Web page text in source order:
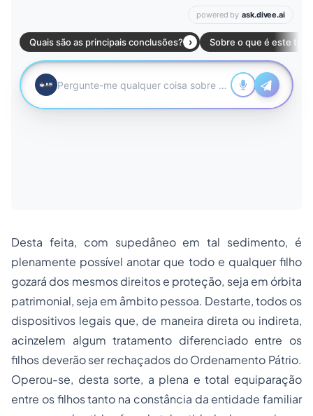
Desta feita, com supedâneo em tal sedimento, é
plenamente possível anotar que todo e qualquer filho
gozará dos mesmos direitos e proteção, seja em órbita
patrimonial, seja em âmbito pessoa. Destarte, todos os
dispositivos legais que, de maneira direta ou indireta,
acinzelem algum tratamento diferenciado entre os
filhos deverão ser rechaçados do Ordenamento Pátrio.
Operou-se, desta sorte, a plena e total equiparação
entre os filhos tanto na constância da entidade familiar